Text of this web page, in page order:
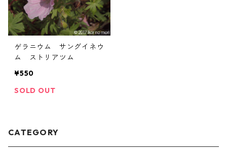
ゲラニウム サングイネウ
ム ストリアツム
¥550
SOLD OUT
CATEGORY